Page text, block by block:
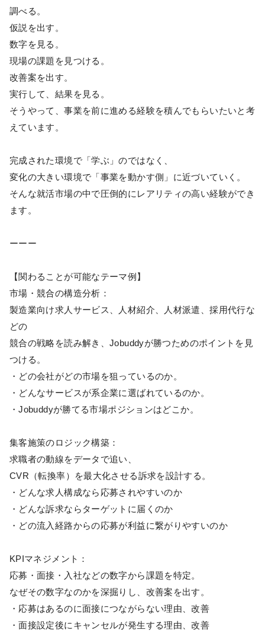
調べる。
仮説を出す。
数字を見る。
現場の課題を見つける。
改善案を出す。
実行して、結果を見る。
そうやって、事業を前に進める経験を積んでもらいたいと考
えています。
完成された環境で「学ぶ」のではなく、
変化の大きい環境で「事業を動かす側」に近づいていく。
そんな就活市場の中で圧倒的にレアリティの高い経験ができ
ます。
ーーー
【関わることが可能なテーマ例】
市場・競合の構造分析：
製造業向け求人サービス、人材紹介、人材派遣、採用代行な
どの
競合の戦略を読み解き、Jobuddyが勝つためのポイントを見
つける。
・どの会社がどの市場を狙っているのか。
・どんなサービスが系企業に選ばれているのか。
・Jobuddyが勝てる市場ポジションはどこか。
集客施策のロジック構築：
求職者の動線をデータで追い、
CVR（転換率）を最大化させる訴求を設計する。
・どんな求人構成なら応募されやすいのか
・どんな訴求ならターゲットに届くのか
・どの流入経路からの応募が利益に繋がりやすいのか
KPIマネジメント：
応募・面接・入社などの数字から課題を特定。
なぜその数字なのかを深掘りし、改善案を出す。
・応募はあるのに面接につながらない理由、改善
・面接設定後にキャンセルが発生する理由、改善